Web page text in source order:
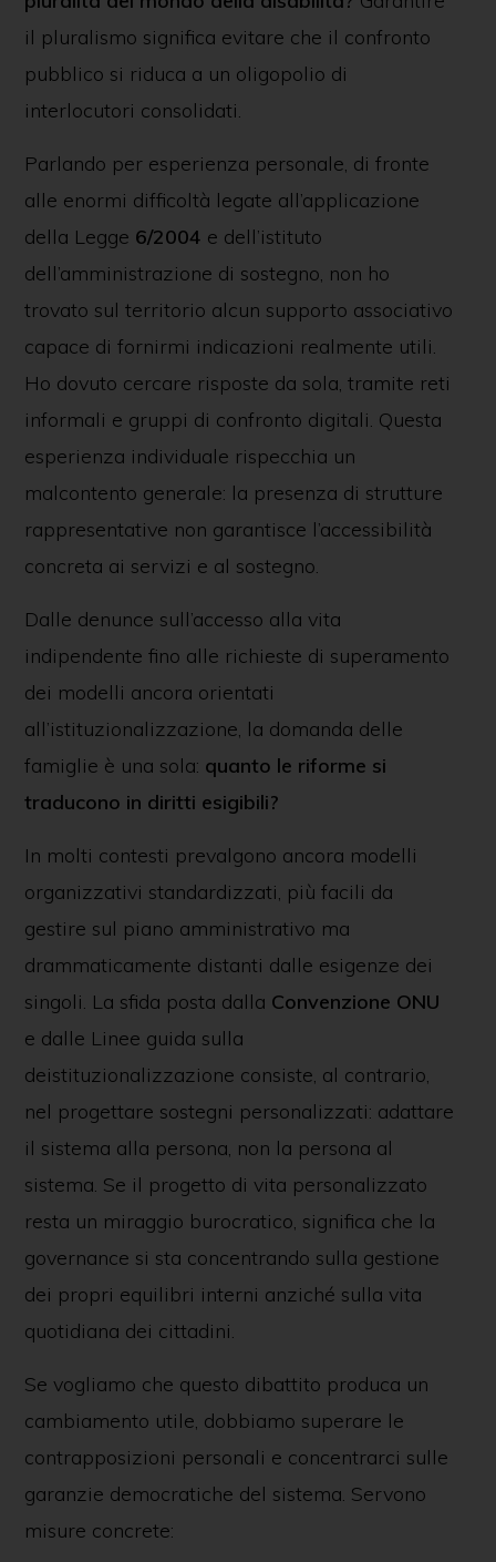
il pluralismo significa evitare che il confronto
pubblico si riduca a un oligopolio di
interlocutori consolidati.
Parlando per esperienza personale, di fronte
alle enormi difficoltà legate all’applicazione
della Legge 6/2004 e dell’istituto
dell’amministrazione di sostegno, non ho
trovato sul territorio alcun supporto associativo
capace di fornirmi indicazioni realmente utili.
Ho dovuto cercare risposte da sola, tramite reti
informali e gruppi di confronto digitali. Questa
esperienza individuale rispecchia un
malcontento generale: la presenza di strutture
rappresentative non garantisce l’accessibilità
concreta ai servizi e al sostegno.
Dalle denunce sull’accesso alla vita
indipendente fino alle richieste di superamento
dei modelli ancora orientati
all’istituzionalizzazione, la domanda delle
famiglie è una sola: quanto le riforme si
traducono in diritti esigibili?
In molti contesti prevalgono ancora modelli
organizzativi standardizzati, più facili da
gestire sul piano amministrativo ma
drammaticamente distanti dalle esigenze dei
singoli. La sfida posta dalla Convenzione ONU
e dalle Linee guida sulla
deistituzionalizzazione consiste, al contrario,
nel progettare sostegni personalizzati: adattare
il sistema alla persona, non la persona al
sistema. Se il progetto di vita personalizzato
resta un miraggio burocratico, significa che la
governance si sta concentrando sulla gestione
dei propri equilibri interni anziché sulla vita
quotidiana dei cittadini.
Se vogliamo che questo dibattito produca un
cambiamento utile, dobbiamo superare le
contrapposizioni personali e concentrarci sulle
garanzie democratiche del sistema. Servono
misure concrete: